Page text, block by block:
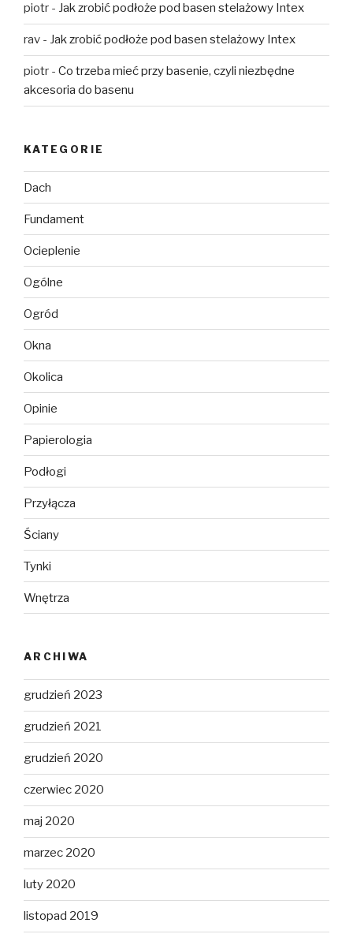
piotr - Jak zrobić podłoże pod basen stelażowy Intex
rav - Jak zrobić podłoże pod basen stelażowy Intex
piotr - Co trzeba mieć przy basenie, czyli niezbędne
akcesoria do basenu
KATEGORIE
Dach
Fundament
Ocieplenie
Ogólne
Ogród
Okna
Okolica
Opinie
Papierologia
Podłogi
Przyłącza
Ściany
Tynki
Wnętrza
ARCHIWA
grudzień 2023
grudzień 2021
grudzień 2020
czerwiec 2020
maj 2020
marzec 2020
luty 2020
listopad 2019